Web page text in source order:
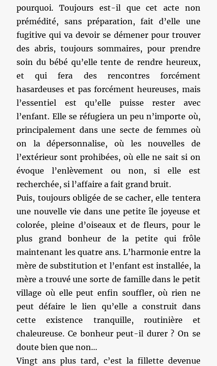
pourquoi. Toujours est-il que cet acte non
prémédité, sans préparation, fait d’elle une
fugitive qui va devoir se démener pour trouver
des abris, toujours sommaires, pour prendre
soin du bébé qu’elle tente de rendre heureux,
et qui fera des rencontres forcément
hasardeuses et pas forcément heureuses, mais
l’essentiel est qu’elle puisse rester avec
l’enfant. Elle se réfugiera un peu n’importe où,
principalement dans une secte de femmes où
on la dépersonnalise, où les nouvelles de
l’extérieur sont prohibées, où elle ne sait si on
évoque l’enlèvement ou non, si elle est
recherchée, si l’affaire a fait grand bruit.
Puis, toujours obligée de se cacher, elle tentera
une nouvelle vie dans une petite île joyeuse et
colorée, pleine d’oiseaux et de fleurs, pour le
plus grand bonheur de la petite qui frôle
maintenant les quatre ans. L’harmonie entre la
mère de substitution et l’enfant est installée, la
mère a trouvé une sorte de famille dans le petit
village où elle peut enfin souffler, où rien ne
peut défaire le lien qu’elle a construit dans
cette existence tranquille, routinière et
chaleureuse. Ce bonheur peut-il durer ? On se
doute bien que non…
Vingt ans plus tard, c’est la fillette devenue